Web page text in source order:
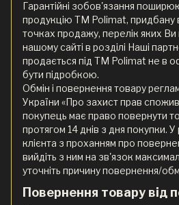
Гарантійні зобов'язання
продукцію ТМ Polimat, придбану
точках продажу, перелік яких
нашому сайті в розділі Наші
продається під ТМ Polimat не в
бути підробкою.
Обмін і повернення товару
України «Про захист прав
покупець має право повернути
протягом 14 днів з дня покупки. У
клієнта з проханням про
вийдіть з ним на зв'язок
уточніть причину повернення/
Повернення товару від